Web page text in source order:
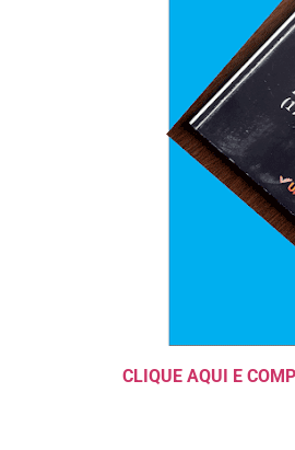
CLIQUE AQUI E